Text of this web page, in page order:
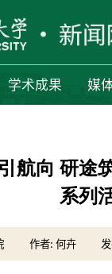
学术成果 媒
引航向 研
系列
作者: 何卉